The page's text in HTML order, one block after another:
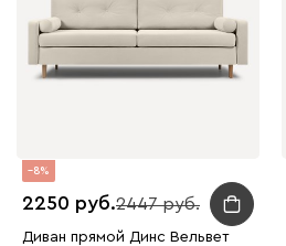
8
2250 2447
Диван прямой Динс Вельвет